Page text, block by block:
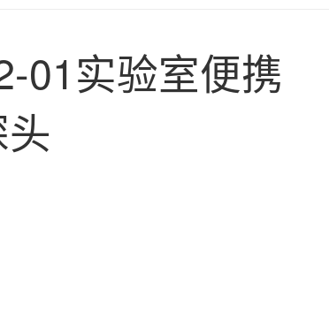
01实验室便携